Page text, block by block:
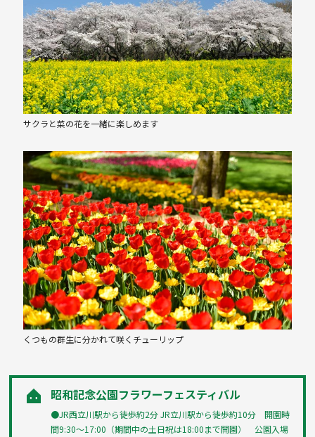
サクラと菜の花を一緒に楽しめます
くつもの群生に分かれて咲くチューリップ
昭和記念公園フラワーフェスティバル
●JR西立川駅から徒歩約2分 JR立川駅から徒歩約10分 開園時
間9:30〜17:00（期間中の土日祝は18:00まで開園） 公園入場